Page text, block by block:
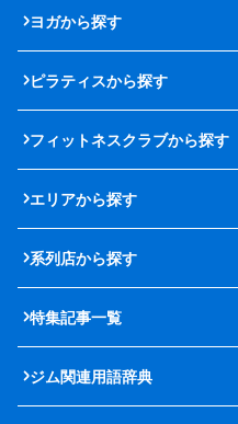
ヨガから探す
ピラティスから探す
フィットネスクラブから探す
エリアから探す
系列店から探す
特集記事一覧
ジム関連用語辞典